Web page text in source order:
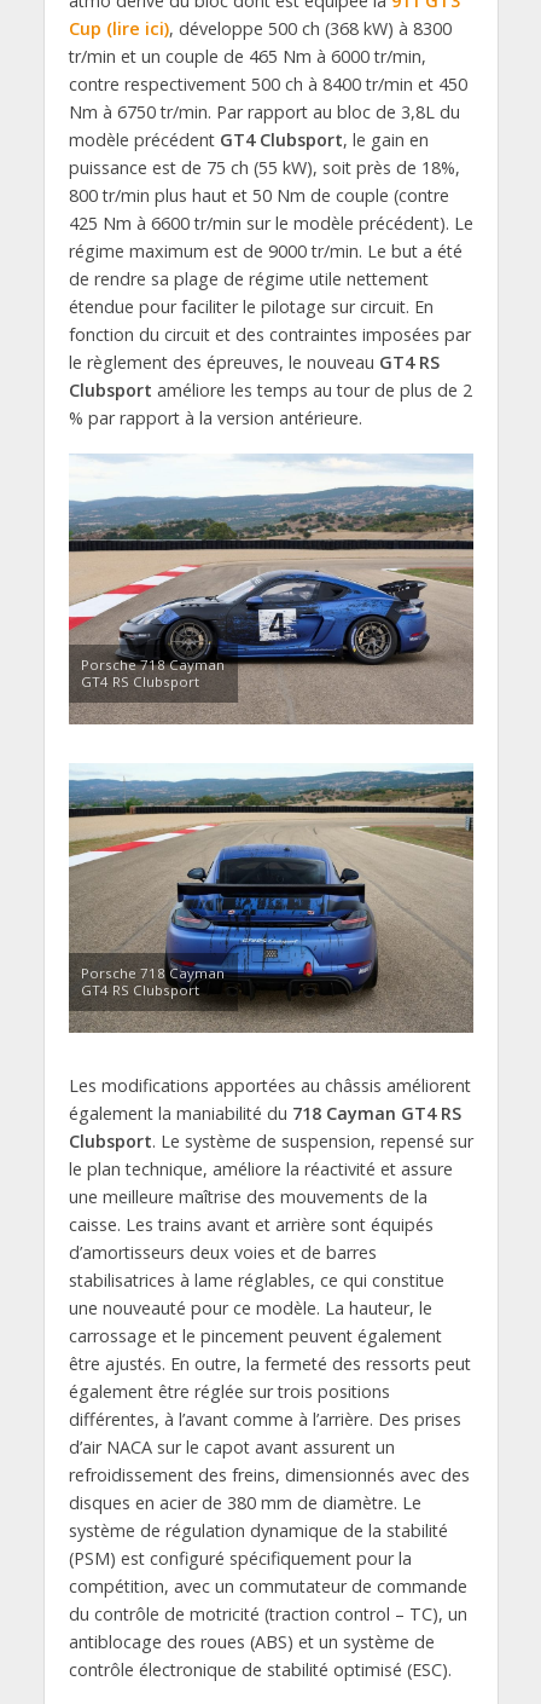
Cup (lire ici), développe 500 ch (368 kW) à 8300
tr/min et un couple de 465 Nm à 6000 tr/min,
contre respectivement 500 ch à 8400 tr/min et 450
Nm à 6750 tr/min. Par rapport au bloc de 3,8L du
modèle précédent GT4 Clubsport, le gain en
puissance est de 75 ch (55 kW), soit près de 18%,
800 tr/min plus haut et 50 Nm de couple (contre
425 Nm à 6600 tr/min sur le modèle précédent). Le
régime maximum est de 9000 tr/min. Le but a été
de rendre sa plage de régime utile nettement
étendue pour faciliter le pilotage sur circuit. En
fonction du circuit et des contraintes imposées par
le règlement des épreuves, le nouveau GT4 RS
Clubsport améliore les temps au tour de plus de 2
% par rapport à la version antérieure.
Porsche 718 Cayman
GT4 RS Clubsport
Porsche 718 Cayman
GT4 RS Clubsport
Les modifications apportées au châssis améliorent
également la maniabilité du 718 Cayman GT4 RS
Clubsport. Le système de suspension, repensé sur
le plan technique, améliore la réactivité et assure
une meilleure maîtrise des mouvements de la
caisse. Les trains avant et arrière sont équipés
d’amortisseurs deux voies et de barres
stabilisatrices à lame réglables, ce qui constitue
une nouveauté pour ce modèle. La hauteur, le
carrossage et le pincement peuvent également
être ajustés. En outre, la fermeté des ressorts peut
également être réglée sur trois positions
différentes, à l’avant comme à l’arrière. Des prises
d’air NACA sur le capot avant assurent un
refroidissement des freins, dimensionnés avec des
disques en acier de 380 mm de diamètre. Le
système de régulation dynamique de la stabilité
(PSM) est configuré spécifiquement pour la
compétition, avec un commutateur de commande
du contrôle de motricité (traction control – TC), un
antiblocage des roues (ABS) et un système de
contrôle électronique de stabilité optimisé (ESC).